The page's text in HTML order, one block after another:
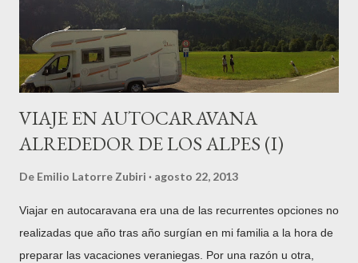
nació convirtiéndola en un pequeño palacio con el aspecto que
ha llegado hasta nuestros días. Participó con 14 navíos en la
conoci...
VIAJE EN AUTOCARAVANA
ALREDEDOR DE LOS ALPES (I)
De Emilio Latorre Zubiri agosto 22, 2013
Viajar en autocaravana era una de las recurrentes opciones no
realizadas que año tras año surgían en mi familia a la hora de
preparar las vacaciones veraniegas. Por una razón u otra,